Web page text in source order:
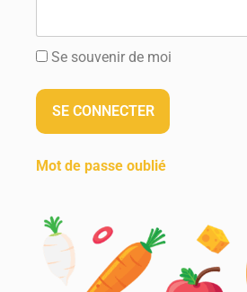
Se souvenir de moi
Mot de passe oublié